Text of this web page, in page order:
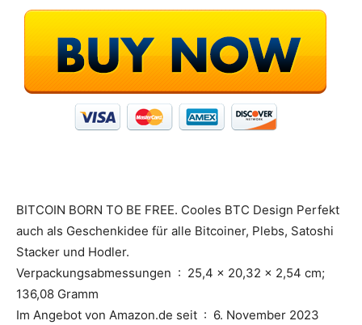
BITCOIN BORN TO BE FREE. Cooles BTC Design Perfekt
auch als Geschenkidee für alle Bitcoiner, Plebs, Satoshi
Stacker und Hodler.
Verpackungsabmessungen ‏ : ‎ 25,4 x 20,32 x 2,54 cm;
136,08 Gramm
Im Angebot von Amazon.de seit ‏ : ‎ 6. November 2023